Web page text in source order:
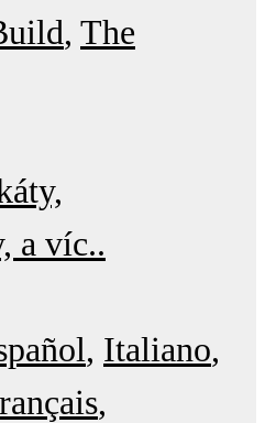
The
a víc..
Italiano